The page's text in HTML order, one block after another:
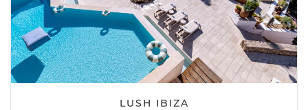
LUSH IBIZA